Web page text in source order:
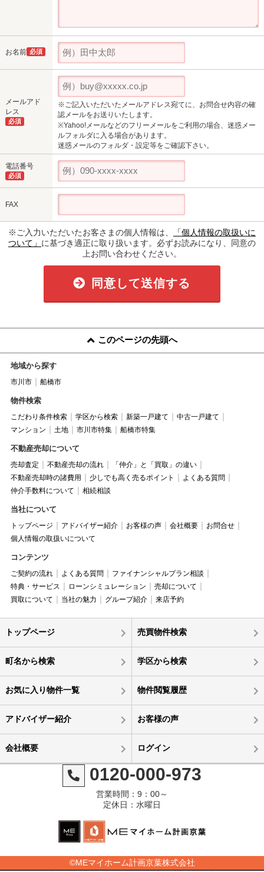
お名前 必須
メールアド
レス
必須
※ご記入いただいたメールアドレス宛てに、お問合せ内容の確
認メールをお送りいたします。
※Yahoo!メールなどのフリーメールをご利用の場合、迷惑メー
ルフォルダに入る場合があります。
迷惑メールのフォルダ・設定等をご確認下さい。
電話番号
必須
FAX
※ご入力いただいたお客さまの個人情報は、
「個人情報の取扱いに
ついて」 に基づき適正に取り扱います。必ずお読みになり、同意の
上お問い合わせください。
同意して送信する
このページの先頭へ
地域から探す
市川市 船橋市
物件検索
こだわり条件検索 学区から検索 新築一戸建て
中古一戸建て
マンション
土地 市川市特集 船橋市特集
不動産売却について
売却査定 不動産売却の流れ
「仲介」と「買取」の違い
不動産売却時の諸費用
少しでも高く売るポイント
よくある質問
仲介手数料について
相続相談
当社について
トップページ アドバイザー紹介 お客様の声 会社概要
お問合せ
個人情報の取扱いについて
コンテンツ
ご契約の流れ よくある質問
ファイナンシャルプラン相談
特典・サービス
ローンシミュレーション
売却について
買取について
当社の魅力 グループ紹介 来店予約
トップページ 売買物件検索
町名から検索 学区から検索
お気に入り物件一覧 物件閲覧履歴
アドバイザー紹介 お客様の声
会社概要 ログイン
0120-000-973
営業時間：9：00～
定休日：水曜日
©MEマイホーム計画京葉株式会社